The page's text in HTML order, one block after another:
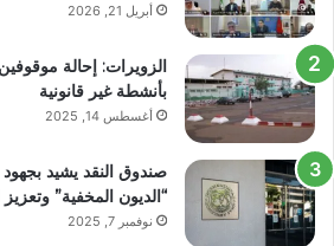
أبريل 21, 2026
الزويرات: إحالة
بأنشطة غير قانونية
أغسطس 14, 2025
صندوق النقد يشيد
“الديون المخفية” وتعزيز
نوفمبر 7, 2025